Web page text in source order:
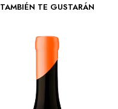
TAMBIÉN TE GUSTARÁN